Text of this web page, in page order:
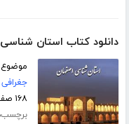
دانلود کتاب استان
جغرافی
۱۶۸ صفحه